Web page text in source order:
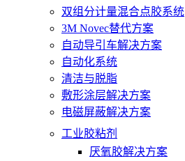
双组分计量混合点胶系统
3M Novec替代方案
自动导引车解决方案
自动化系统
清洁与脱脂
敷形涂层解决方案
电磁屏蔽解决方案
工业胶粘剂
厌氧胶解决方案